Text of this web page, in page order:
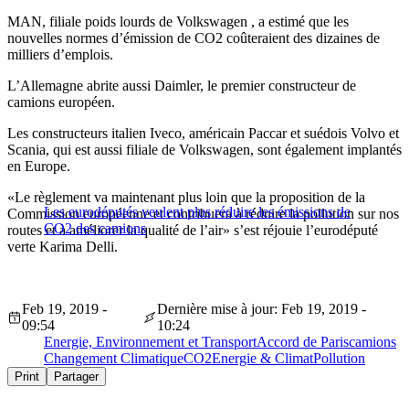
MAN, filiale poids lourds de Volkswagen , a estimé que les
nouvelles normes d’émission de CO2 coûteraient des dizaines de
milliers d’emplois.
L’Allemagne abrite aussi Daimler, le premier constructeur de
camions européen.
Les constructeurs italien Iveco, américain Paccar et suédois Volvo et
Scania, qui est aussi filiale de Volkswagen, sont également implantés
en Europe.
Les eurodéputés veulent plus réduire les émissions de
CO2 des camions
«Le règlement va maintenant plus loin que la proposition de la
Commission européenne et contribuera à réduire la pollution sur nos
routes et à améliorer la qualité de l’air» s’est réjouie l’eurodéputé
verte Karima Delli.
Feb 19, 2019 -
09:54
Dernière mise à jour: Feb 19, 2019 -
10:24
Energie, Environnement et TransportAccord de Pariscamions
Changement ClimatiqueCO2Energie & ClimatPollution
Print Partager